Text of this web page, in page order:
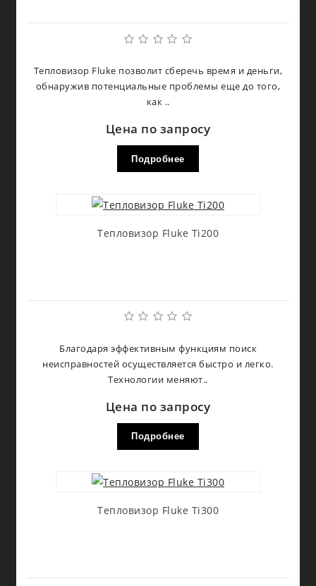
Тепловизор Fluke позволит сберечь время и деньги,
обнаружив потенциальные проблемы еще до того,
как ..
Цена по запросу
Подробнее
Тепловизор Fluke Ti200
Благодаря эффективным функциям поиск
неисправностей осуществляется быстро и легко.
Технологии меняют..
Цена по запросу
Подробнее
Тепловизор Fluke Ti300